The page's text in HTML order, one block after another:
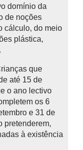
domínio da
de noções
cálculo, do meio
plástica,
que
até 15 de
o ano lectivo
os 6
e 31 de
pretenderem,
à existência